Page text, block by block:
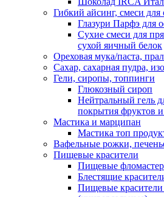
Гибкий айсинг, смеси
Глазури Парфэ для
Сухие смеси для
сухой яичный белок
Ореховая мука/паста,
Сахар, сахарная пудра,
Гели, сиропы, топпинги
Глюкозный сироп
Нейтральный гель
покрытия фруктов и
Мастика и марципан
Мастика топ
Вафельные рожки,
Пищевые красители
Пищевые
Блестящие
Пищевые